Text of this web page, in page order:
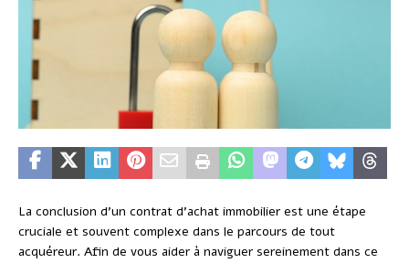
La conclusion d’un contrat d’achat immobilier est une étape
cruciale et souvent complexe dans le parcours de tout
acquéreur. Afin de vous aider à naviguer sereinement dans ce